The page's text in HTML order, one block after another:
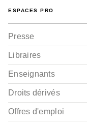
ESPACES PRO
Presse
Libraires
Enseignants
Droits dérivés
Offres d'emploi